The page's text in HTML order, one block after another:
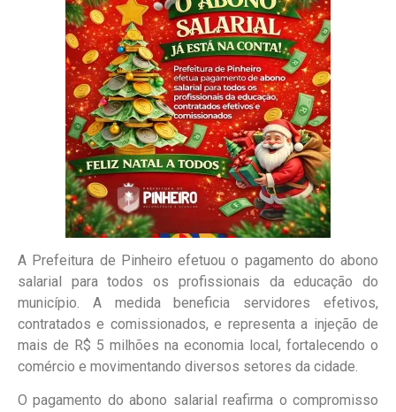
A Prefeitura de Pinheiro efetuou o pagamento do abono
salarial para todos os profissionais da educação do
município. A medida beneficia servidores efetivos,
contratados e comissionados, e representa a injeção de
mais de R$ 5 milhões na economia local, fortalecendo o
comércio e movimentando diversos setores da cidade.
O pagamento do abono salarial reafirma o compromisso